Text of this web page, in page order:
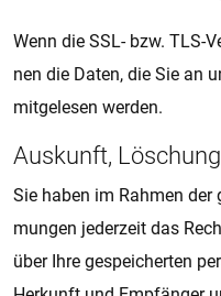
Wenn die SSL- bzw. TLS-
nen die Daten, die Sie an
mit­ge­le­sen wer­den.
Aus­kunft,
Sie haben im Rah­men
mun­gen je­der­zeit das
über Ihre ge­spei­cher­ten